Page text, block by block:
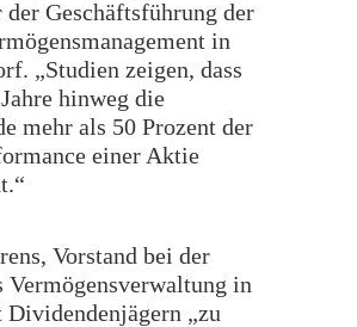
der Geschäftsführung der
in
„Studien zeigen, dass
hinweg die
mehr als 50 Prozent der
einer Aktie
Vorstand bei der
Vermögensverwaltung in
„zu